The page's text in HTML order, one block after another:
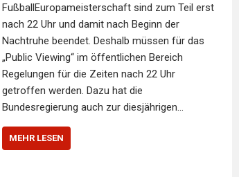
FußballEuropameisterschaft sind zum Teil erst
nach 22 Uhr und damit nach Beginn der
Nachtruhe beendet. Deshalb müssen für das
„Public Viewing“ im öffentlichen Bereich
Regelungen für die Zeiten nach 22 Uhr
getroffen werden. Dazu hat die
Bundesregierung auch zur diesjährigen…
MEHR LESEN